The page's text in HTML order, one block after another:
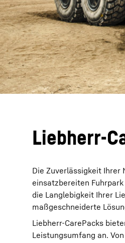
Liebherr-
Die Zuverlässigkeit Ihrer
einsatzbereiten
die Langlebigkeit Ihrer
maßgeschneiderte
Liebherr-CarePacks
Leistungsumfang an.